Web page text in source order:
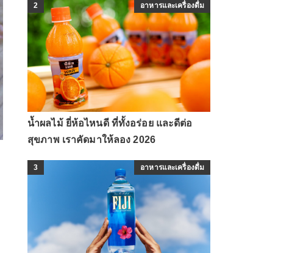
2 อาหารและเครื่องดื่ม
น้ำผลไม้ ยี่ห้อไหนดี ที่ทั้งอร่อย และดีต่อ
สุขภาพ เราคัดมาให้ลอง 2026
3 อาหารและเครื่องดื่ม